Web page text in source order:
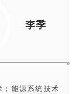
李季
能源系统技术